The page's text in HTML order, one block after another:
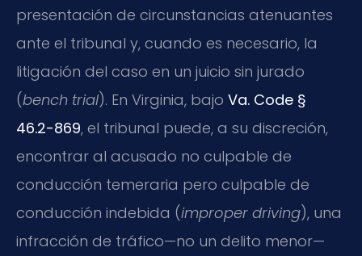
presentación de circunstancias atenuantes
ante el tribunal y, cuando es necesario, la
litigación del caso en un juicio sin jurado
(bench trial). En Virginia, bajo Va. Code §
46.2-869, el tribunal puede, a su discreción,
encontrar al acusado no culpable de
conducción temeraria pero culpable de
conducción indebida (improper driving), una
infracción de tráfico—no un delito menor—